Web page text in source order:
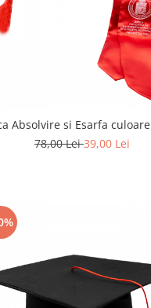
Absolvire si Esarfa
78,00 Lei39,00 Lei